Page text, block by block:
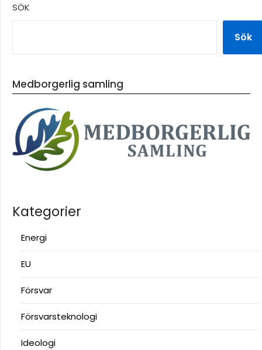
SÖK
Sök
Medborgerlig samling
Kategorier
Energi
EU
Försvar
Försvarsteknologi
Ideologi